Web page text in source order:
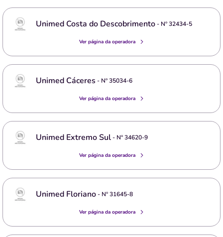
Unimed Costa do Descobrimento- Nº32434-5
Ver página da operadora
Unimed Cáceres - Nº35034-6
Ver página da operadora
Unimed Extremo Sul- Nº34620-9
Ver página da operadora
Unimed Floriano- Nº31645-8
Ver página da operadora